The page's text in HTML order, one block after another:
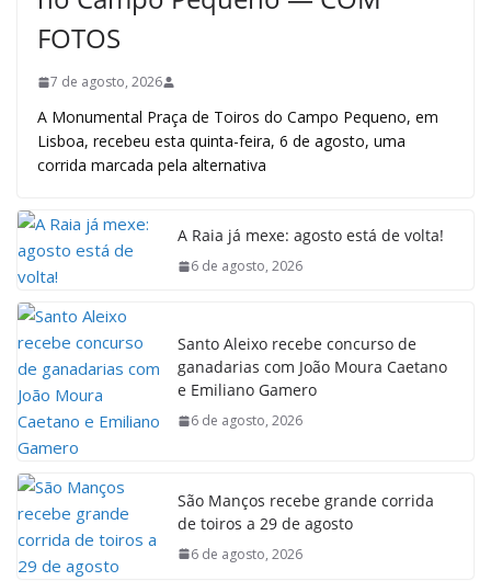
FOTOS
7 de agosto, 2026
A Monumental Praça de Toiros do Campo Pequeno, em
Lisboa, recebeu esta quinta-feira, 6 de agosto, uma
corrida marcada pela alternativa
A Raia já mexe: agosto está de volta!
6 de agosto, 2026
Santo Aleixo recebe concurso de
ganadarias com João Moura Caetano
e Emiliano Gamero
6 de agosto, 2026
São Manços recebe grande corrida
de toiros a 29 de agosto
6 de agosto, 2026